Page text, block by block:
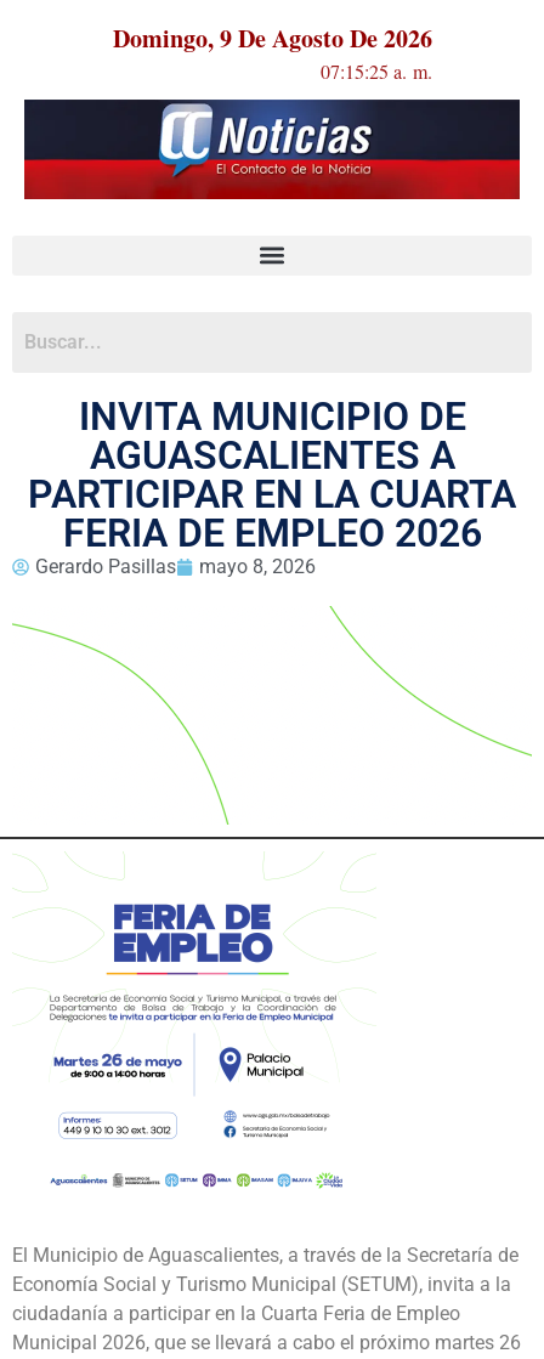
Domingo, 9 De Agosto De 2026
07:15:25 a. m.
INVITA MUNICIPIO DE
AGUASCALIENTES A
PARTICIPAR EN LA CUARTA
FERIA DE EMPLEO 2026
Gerardo Pasillas mayo 8, 2026
El Municipio de Aguascalientes, a través de la Secretaría de
Economía Social y Turismo Municipal (SETUM), invita a la
ciudadanía a participar en la Cuarta Feria de Empleo
Municipal 2026, que se llevará a cabo el próximo martes 26